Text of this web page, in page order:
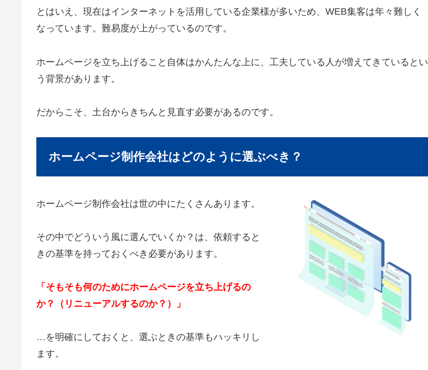
とはいえ、現在はインターネットを活用している企業様が多いため、WEB集客は年々難しく
なっています。難易度が上がっているのです。
ホームページを立ち上げること自体はかんたんな上に、工夫している人が増えてきているとい
う背景があります。
だからこそ、土台からきちんと見直す必要があるのです。
ホームページ制作会社はどのように選ぶべき？
ホームページ制作会社は世の中にたくさんあります。
その中でどういう風に選んでいくか？は、依頼すると
きの基準を持っておくべき必要があります。
「そもそも何のためにホームページを立ち上げるの
か？（リニューアルするのか？）」
…を明確にしておくと、選ぶときの基準もハッキリし
ます。